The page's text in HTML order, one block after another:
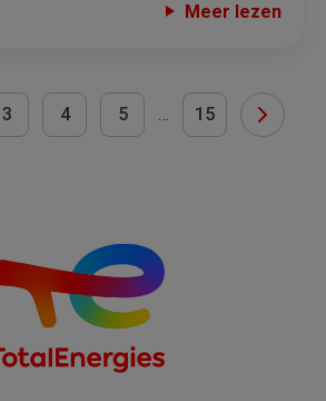
Meer lezen
Page
3
Page
4
Page
5 …
Laatste
15